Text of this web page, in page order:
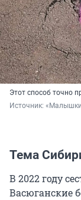
Этот способ точно
Источник:
Тема
В 2022 году
Васюганские